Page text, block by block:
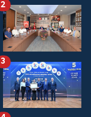
2
3